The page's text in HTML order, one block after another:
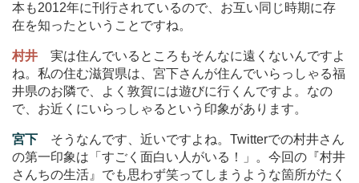
本も2012年に刊行されているので、お互い同じ時期に存
在を知ったということですね。
村井
実は住んでいるところもそんなに遠くないんですよ
ね。私の住む滋賀県は、宮下さんが住んでいらっしゃる福
井県のお隣で、よく敦賀には遊びに行くんですよ。なの
で、お近くにいらっしゃるという印象があります。
宮下
そうなんです、近いですよね。Twitterでの村井さん
の第一印象は「すごく面白い人がいる！」。今回の『村井
さんちの生活』でも思わず笑ってしまうような箇所がたく